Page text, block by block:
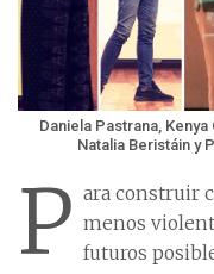
Daniela Pastrana,
Natalia Beristáin y
P ara construir
menos
futuros